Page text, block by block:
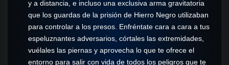
y a distancia, e incluso una exclusiva arma gravitatoria
que los guardas de la prisión de Hierro Negro utilizaban
para controlar a los presos. Enfréntate cara a cara a tus
espeluznantes adversarios, córtales las extremidades,
vuélales las piernas y aprovecha lo que te ofrece el
entorno para salir con vida de todos los peligros que te